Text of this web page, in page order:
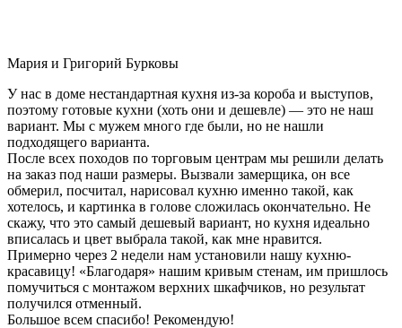
Мария и Григорий Бурковы
У нас в доме нестандартная кухня из-за короба и выступов,
поэтому готовые кухни (хоть они и дешевле) — это не наш
вариант. Мы с мужем много где были, но не нашли
подходящего варианта.
После всех походов по торговым центрам мы решили делать
на заказ под наши размеры. Вызвали замерщика, он все
обмерил, посчитал, нарисовал кухню именно такой, как
хотелось, и картинка в голове сложилась окончательно. Не
скажу, что это самый дешевый вариант, но кухня идеально
вписалась и цвет выбрала такой, как мне нравится.
Примерно через 2 недели нам установили нашу кухню-
красавицу! «Благодаря» нашим кривым стенам, им пришлось
помучиться с монтажом верхних шкафчиков, но результат
получился отменный.
Большое всем спасибо! Рекомендую!